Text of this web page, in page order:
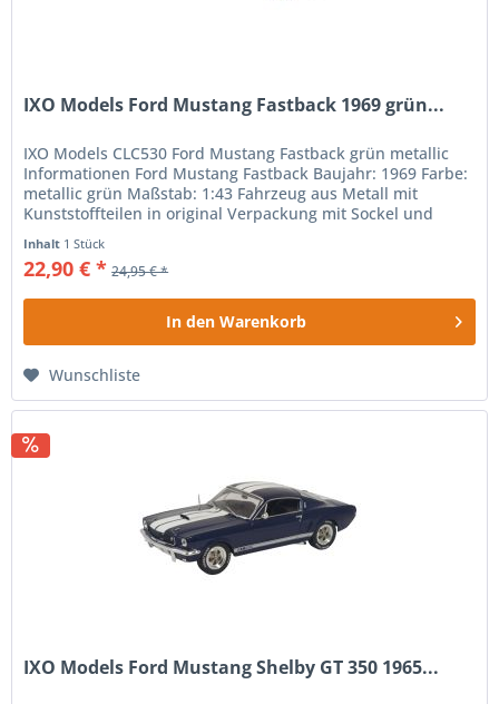
IXO Models Ford Mustang Fastback 1969 grün...
IXO Models CLC530 Ford Mustang Fastback grün metallic
Informationen Ford Mustang Fastback Baujahr: 1969 Farbe:
metallic grün Maßstab: 1:43 Fahrzeug aus Metall mit
Kunststoffteilen in original Verpackung mit Sockel und
Inhalt 1 Stück
22,90 € * 24,95 € *
In den Warenkorb
Wunschliste
IXO Models Ford Mustang Shelby GT 350 1965...